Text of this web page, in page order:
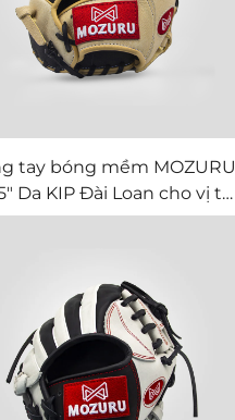
tay bóng mềm MOZURU
Da KIP Đài Loan cho vị trí
Infield